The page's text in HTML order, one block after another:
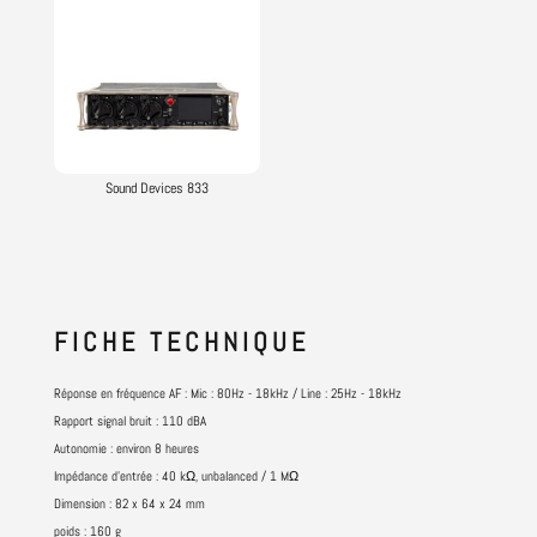
Sound Devices 833
FICHE TECHNIQUE
Réponse en fréquence AF : Mic : 80Hz - 18kHz / Line : 25Hz - 18kHz
Rapport signal bruit : 110 dBA
Autonomie : environ 8 heures
Impédance d'entrée : 40 kΩ, unbalanced / 1 MΩ
Dimension : 82 x 64 x 24 mm
poids : 160 g